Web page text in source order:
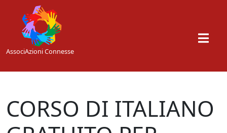
Skip to main content
AssociAzioni Connesse
CORSO DI ITALIANO